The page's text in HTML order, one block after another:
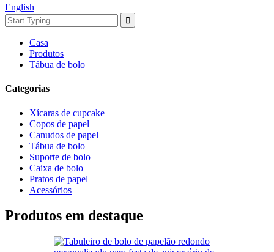
English
Casa
Produtos
Tábua de bolo
Categorias
Xícaras de cupcake
Copos de papel
Canudos de papel
Tábua de bolo
Suporte de bolo
Caixa de bolo
Pratos de papel
Acessórios
Produtos em destaque